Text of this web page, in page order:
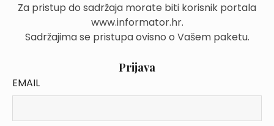
Za pristup do sadržaja morate biti korisnik portala
www.informator.hr.
Sadržajima se pristupa ovisno o Vašem paketu.
Prijava
EMAIL